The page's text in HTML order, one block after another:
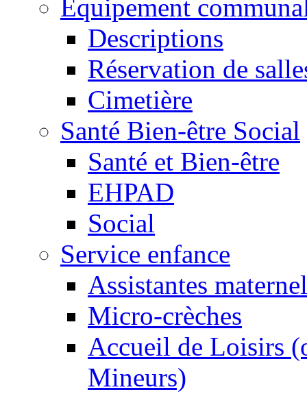
Equipement
Descriptions
Réservation de
Cimetière
Santé Bien-être Social
Santé et Bien-être
EHPAD
Social
Service enfance
Assistantes
Micro-crèches
Accueil de Loisirs
Mineurs)